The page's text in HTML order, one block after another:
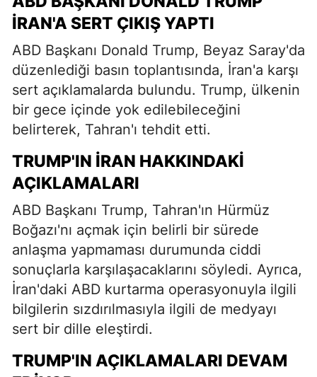
İRAN'A SERT ÇIKIŞ YAPTI
ABD Başkanı Donald Trump, Beyaz Saray'da
düzenlediği basın toplantısında, İran'a karşı
sert açıklamalarda bulundu. Trump, ülkenin
bir gece içinde yok edilebileceğini
belirterek, Tahran'ı tehdit etti.
TRUMP'IN İRAN HAKKINDAKI
AÇIKLAMALARI
ABD Başkanı Trump, Tahran'ın Hürmüz
Boğazı'nı açmak için belirli bir sürede
anlaşma yapmaması durumunda ciddi
sonuçlarla karşılaşacaklarını söyledi. Ayrıca,
İran'daki ABD kurtarma operasyonuyla ilgili
bilgilerin sızdırılmasıyla ilgili de medyayı
sert bir dille eleştirdi.
TRUMP'IN AÇIKLAMALARI DEVAM